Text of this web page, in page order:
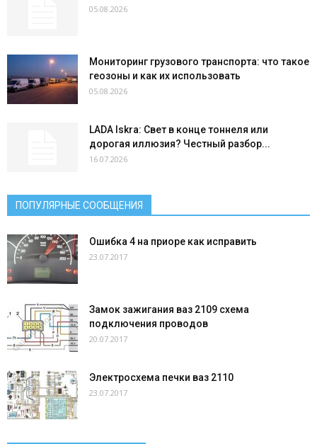
05.08.2026
Мониторинг грузового транспорта: что такое
геозоны и как их использовать
05.08.2026
LADA Iskra: Свет в конце тоннеля или
дорогая иллюзия? Честный разбор...
16.07.2026
ПОПУЛЯРНЫЕ СООБЩЕНИЯ
Ошибка 4 на приоре как исправить
23.07.2017
Замок зажигания ваз 2109 схема
подключения проводов
20.07.2017
Электросхема печки ваз 2110
23.07.2017